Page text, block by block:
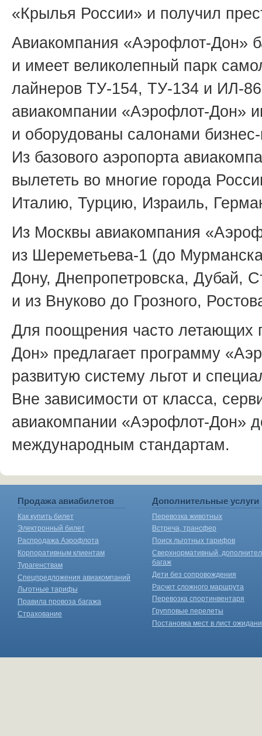
«Крылья России» и получил
Авиакомпания «Аэрофлот-Дон»
и имеет великолепный парк
лайнеров ТУ-154, ТУ-134 и ИЛ-
авиакомпании «Аэрофлот-Дон»
и оборудованы салонами
Из базового аэропорта
вылететь во многие города
Италию, Турцию, Израиль,
Из Москвы авиакомпания
из Шереметьева-1 (до
Дону, Днепропетровска, Дубай,
и из Внуково до Грозного,
Для поощрения часто летающих
Дон» предлагает программу
развитую систему льгот и
Вне зависимости от класса,
авиакомпании «Аэрофлот-Дон»
международным стандартам.
Продажа авиабилетов
Как купить билет
Электронный билет
Распродажа Аэрофлота
Корпоративным клиентам
Турагенствам
Спецпредложения авиакомпаний
Льготные тарифы
Правила провоза багажа
Страхование
Дополнительные услуги
Перевозка животных
Встреча, трансфер
Поиск льготных тарифов
Сверхнормативный,
багаж
Дети без сопровождения
Расчет сложного маршрута
Перевозка спортинвентаря
Групповые перелеты
Постановка мест в лист